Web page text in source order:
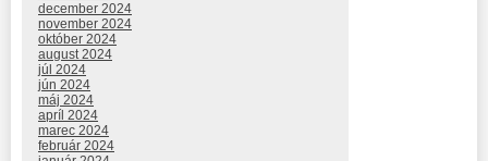
december 2024
november 2024
október 2024
august 2024
júl 2024
jún 2024
máj 2024
apríl 2024
marec 2024
február 2024